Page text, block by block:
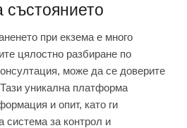
състоянието
при екзема е много
цялостно разбиране по
може да се доверите
уникална платформа
и опит, като ги
система за контрол и